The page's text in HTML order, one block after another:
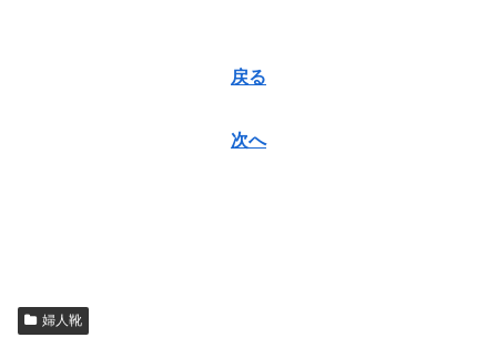
戻る
次へ
婦人靴